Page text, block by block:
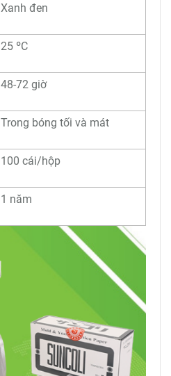
Xanh đen
25 ºC
48-72 giờ
Trong bóng tối và mát
100 cái/hộp
1 năm